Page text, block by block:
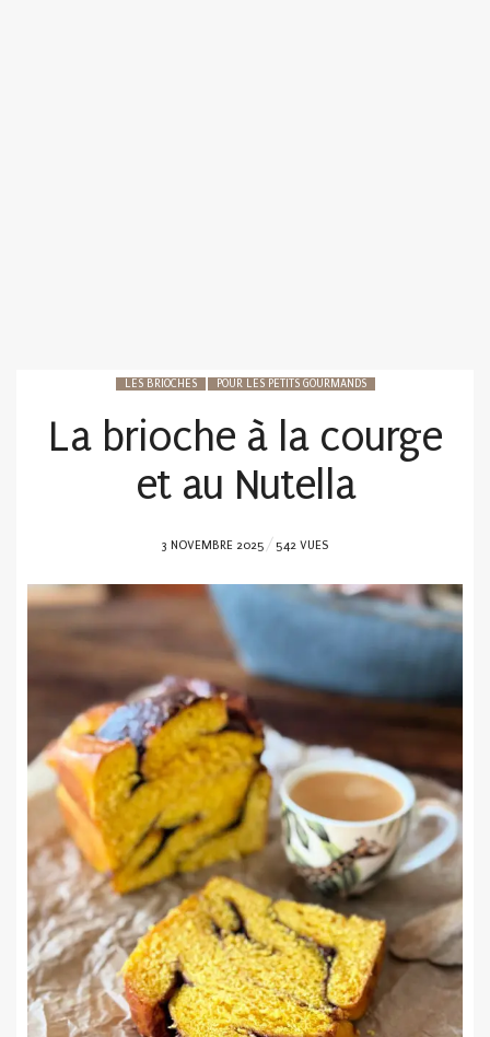
LES BRIOCHES POUR LES PETITS GOURMANDS
La brioche à la courge
et au Nutella
POSTED
3 NOVEMBRE 2025 542 VUES